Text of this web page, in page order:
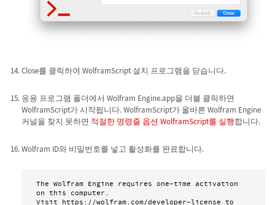
Close를 클릭하여 WolframScript 설치 프로그램을 닫습니다.
응용 프로그램 폴더에서 Wolfram Engine.app을 더블 클릭하면
WolframScript가 시작됩니다. WolframScript가 올바른 Wolfram Engine
커널을 찾지 못하면 적절한 명령줄 옵션 WolframScript를 실행합니다.
Wolfram ID와 비밀번호를 넣고 활성화를 완료합니다.
The Wolfram Engine requires one-time activation
on this computer.
Visit https://wolfram.com/developer-license to